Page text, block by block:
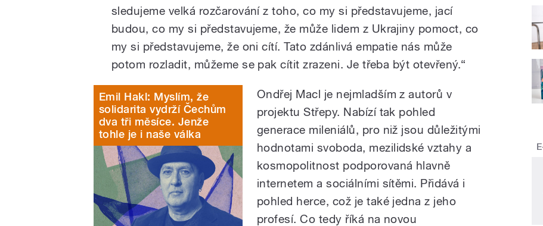
sledujeme velká rozčarování z toho, co my si představujeme, jací
budou, co my si představujeme, že může lidem z Ukrajiny pomoct, co
my si představujeme, že oni cítí. Tato zdánlivá empatie nás může
potom rozladit, můžeme se pak cítit zrazeni. Je třeba být otevřený.“
Emil Hakl: Myslím, že
solidarita vydrží Čechům
dva tři měsíce. Jenže
tohle je i naše válka
Ondřej Macl je nejmladším z autorů v
projektu Střepy. Nabízí tak pohled
generace mileniálů, pro niž jsou důležitými
hodnotami svoboda, mezilidské vztahy a
kosmopolitnost podporovaná hlavně
internetem a sociálními sítěmi. Přidává i
pohled herce, což je také jedna z jeho
profesí. Co tedy říká na novou